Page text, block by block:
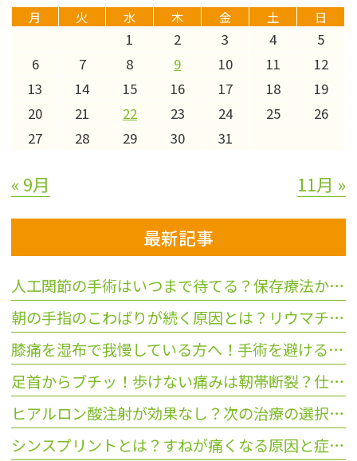
月 火 水 木 金 土 日
1 2 3 4
5
6
7 8 9 10 11
12
13
14 15 16 17 18
19
20
21 22 23 24 25
26
27
28 29 30 31
« 9月 11月 »
最新記事
人工関節の手術はいつまで待てる？保存療法から切り替える3つの目安
朝の手指のこわばりが続く原因とは？リウマチや更年期との違いを解説
膝痛を湿布で我慢している方へ！手術を避ける受診のタイミング
足首からブチッ！歩けない痛みは靭帯断裂？仕事休めない方の受診目安
ヒアルロン酸注射が効果なし？次の治療の選択肢3つと選び方を解説
シンスプリントとは？すねが痛くなる原因と症状を解説